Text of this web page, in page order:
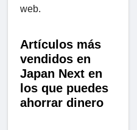
web.
Artículos más
vendidos en
Japan Next en
los que puedes
ahorrar dinero